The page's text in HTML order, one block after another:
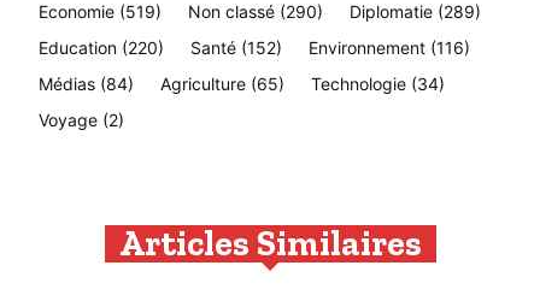
Economie (519) Non classé (290) Diplomatie (289)
Education (220) Santé (152) Environnement (116)
Médias (84) Agriculture (65) Technologie (34)
Voyage (2)
Articles Similaires